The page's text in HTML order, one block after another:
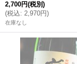
2,700円(税別)
(税込: 2,970円)
在庫なし